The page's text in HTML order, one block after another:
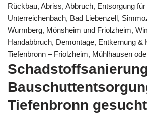
Rückbau, Abriss, Abbruch, Entsorgung für
Unterreichenbach, Bad Liebenzell,
Wurmberg, Mönsheim und Friolzheim,
Handabbruch, Demontage, Entkernung &
Tiefenbronn – Friolzheim, Mühlhausen
Tiefenbronn